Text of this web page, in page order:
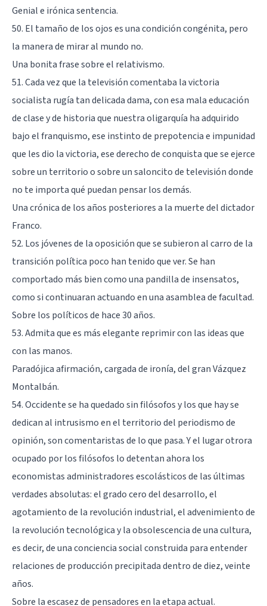
Genial e irónica sentencia.
50. El tamaño de los ojos es una condición congénita, pero
la manera de mirar al mundo no.
Una bonita frase sobre el relativismo.
51. Cada vez que la televisión comentaba la victoria
socialista rugía tan delicada dama, con esa mala educación
de clase y de historia que nuestra oligarquía ha adquirido
bajo el franquismo, ese instinto de prepotencia e impunidad
que les dio la victoria, ese derecho de conquista que se ejerce
sobre un territorio o sobre un saloncito de televisión donde
no te importa qué puedan pensar los demás.
Una crónica de los años posteriores a la muerte del dictador
Franco.
52. Los jóvenes de la oposición que se subieron al carro de la
transición política poco han tenido que ver. Se han
comportado más bien como una pandilla de insensatos,
como si continuaran actuando en una asamblea de facultad.
Sobre los políticos de hace 30 años.
53. Admita que es más elegante reprimir con las ideas que
con las manos.
Paradójica afirmación, cargada de ironía, del gran Vázquez
Montalbán.
54. Occidente se ha quedado sin filósofos y los que hay se
dedican al intrusismo en el territorio del periodismo de
opinión, son comentaristas de lo que pasa. Y el lugar otrora
ocupado por los filósofos lo detentan ahora los
economistas administradores escolásticos de las últimas
verdades absolutas: el grado cero del desarrollo, el
agotamiento de la revolución industrial, el advenimiento de
la revolución tecnológica y la obsolescencia de una cultura,
es decir, de una conciencia social construida para entender
relaciones de producción precipitada dentro de diez, veinte
años.
Sobre la escasez de pensadores en la etapa actual.